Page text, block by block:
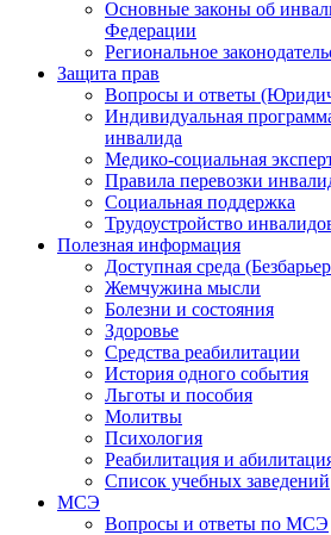
Основные законы об
Федерации
Региональное
Защита прав
Вопросы и ответы
Индивидуальная
инвалида
Медико-социальная
Правила перевозки
Социальная поддержка
Трудоустройство
Полезная информация
Доступная среда
Жемчужина мысли
Болезни и состояния
Здоровье
Средства реабилитации
История одного события
Льготы и пособия
Молитвы
Психология
Реабилитация и
Список учебных заведений
МСЭ
Вопросы и ответы по МСЭ